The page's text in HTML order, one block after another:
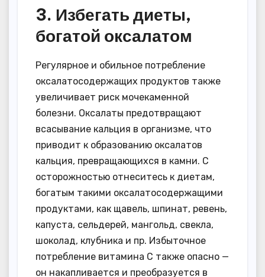
3. Избегать диеты,
богатой оксалатом
Регулярное и обильное потребление
оксалатосодержащих продуктов также
увеличивает риск мочекаменной
болезни. Оксалаты предотвращают
всасывание кальция в организме, что
приводит к образованию оксалатов
кальция, превращающихся в камни. С
осторожностью отнеситесь к диетам,
богатым такими оксалатосодержащими
продуктами, как щавель, шпинат, ревень,
капуста, сельдерей, мангольд, свекла,
шоколад, клубника и пр. Избыточное
потребление витамина С также опасно —
он накапливается и преобразуется в